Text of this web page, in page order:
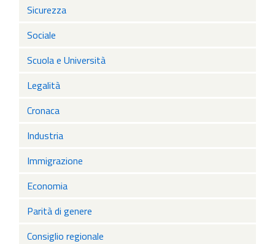
Sicurezza
Sociale
Scuola e Università
Legalità
Cronaca
Industria
Immigrazione
Economia
Parità di genere
Consiglio regionale